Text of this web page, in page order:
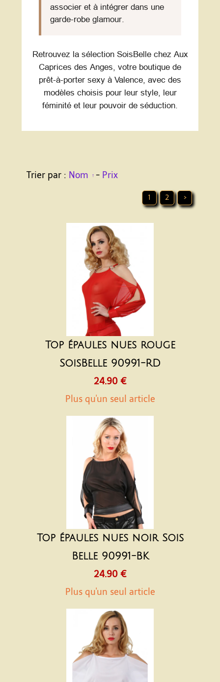
associer et à intégrer dans une
garde-robe glamour.
Retrouvez la sélection SoisBelle chez Aux
Caprices des Anges, votre boutique de
prêt-à-porter sexy à Valence, avec des
modèles choisis pour leur style, leur
féminité et leur pouvoir de séduction.
Trier par : Nom - Prix
1 2 >
Top épaules nues rouge
SoisBelle 90991-RD
24.90 €
Plus qu'un seul article
Top épaules nues noir Sois
Belle 90991-BK
24.90 €
Plus qu'un seul article